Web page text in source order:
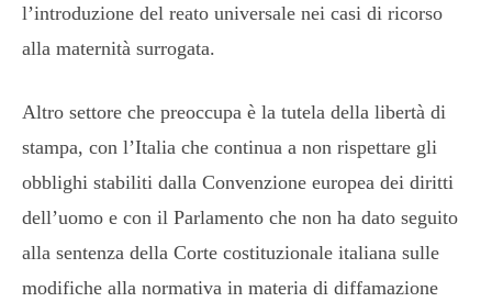
l’introduzione del reato universale nei casi di ricorso
alla maternità surrogata.
Altro settore che preoccupa è la tutela della libertà di
stampa, con l’Italia che continua a non rispettare gli
obblighi stabiliti dalla Convenzione europea dei diritti
dell’uomo e con il Parlamento che non ha dato seguito
alla sentenza della Corte costituzionale italiana sulle
modifiche alla normativa in materia di diffamazione